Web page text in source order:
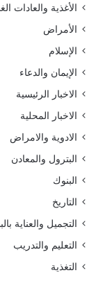
الأغذية والعادات
الأمراض
الإسلام
الإيمان والدعاء
الاخبار الرئيسية
الاخبار المحلية
الادوية والامراض
البترول والمعادن
البنوك
التاريخ
التجميل والعناية
التعليم والتدريب
التغذية